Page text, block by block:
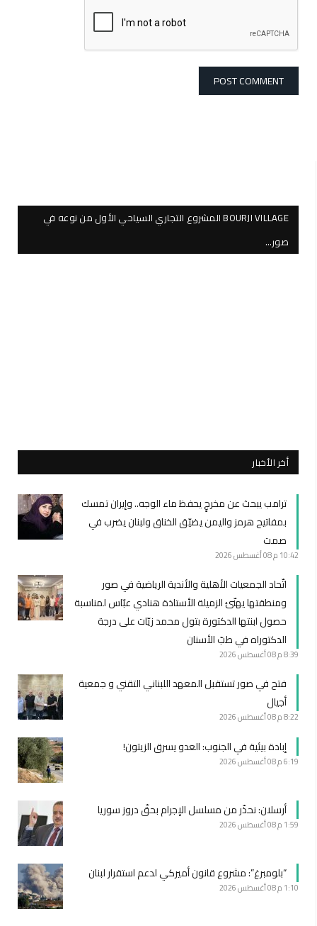
BOURJI VILLAGE المشروع التجاري السياحي الأول من نوعه في
صور…
أخر الأخبار
ترامب يبحث عن مخرجٍ يحفظ ماء الوجه.. وإيران تمسك
بمفاتيح هرمز واليمن يضيّق الخناق ولبنان يضرب في
صمت
10:42 م 08 أغسطس 2026
اتّحاد الجمعيات الأهلية والأندية الرياضية في صور
ومنطقتها يهنّئ الزميلة الأستاذة هنادي عبّاس لمناسبة
حصول ابنتها الدكتورة بتول محمد زيّات على درجة
الدكتوراه في طبّ الأسنان
8:39 م 08 أغسطس 2026
فتح في صور تستقبل المعهد اللبناني التقني و جمعية
أجيال
8:22 م 08 أغسطس 2026
إبادة بيئية في الجنوب: العدو يسرق الزيتون!
6:19 م 08 أغسطس 2026
أرسلان: نحذّر من مسلسل الإجرام بحقّ دروز سوريا
1:59 م 08 أغسطس 2026
“بلومبرغ”: مشروع قانون أميركي لدعم استقرار لبنان
1:10 م 08 أغسطس 2026